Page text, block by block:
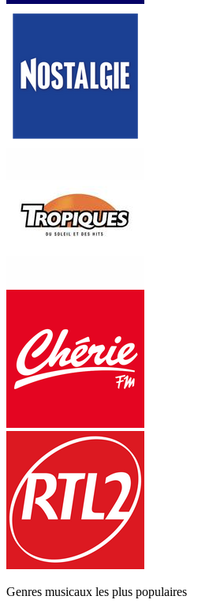
Genres musicaux les plus populaires